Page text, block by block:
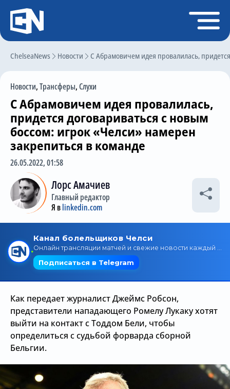
ChelseaNews Новости С Абрамовичем идея провалилась,
Новости,Трансферы,Слухи
С Абрамовичем идея провалилась,
придется договариваться с новым
боссом: игрок «Челси» намерен
закрепиться в команде
26.05.2022, 01:58
Лорс Амачиев
Главный редактор
Я вlinkedin.com
Как передает журналист Джеймс Робсон,
представители нападающего Ромелу Лукаку хотят
выйти на контакт с Тоддом Бели, чтобы
определиться с судьбой форварда сборной
Бельгии.
Регистрация
Главная
Чат
Трансферы
Слухи
История Челси
Статистика
Календарь игр
Состав команды
Трансляции
Контакты